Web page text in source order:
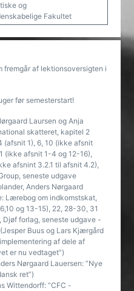
og
Fakultet
fremgår af lektionsoversigten i
før semesterstart!
Laursen og Anja
skatteret, kapitel 2
(afsnit 1), 6, 10 (ikke afsnit
(ikke afsnit 1-4 og 12-16),
afsnint 3.2.1 til afsnit 4.2),
seneste udgave
Anders Nørgaard
Lærebog om indkomstskat,
og 13-15), 22, 28-30, 31
forlag, seneste udgave -
Buus og Lars Kjærgård
af dele af
er nu vedtaget”)
Nørgaard Lauersen: ”Nye
ret”)
Wittendorff: ”CFC -